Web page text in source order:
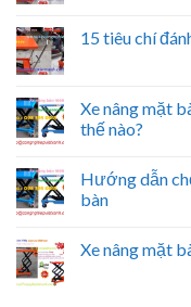
15 tiêu chí
Xe nâng mặt
thế nào?
Hướng dẫn
bàn
Xe nâng mặt